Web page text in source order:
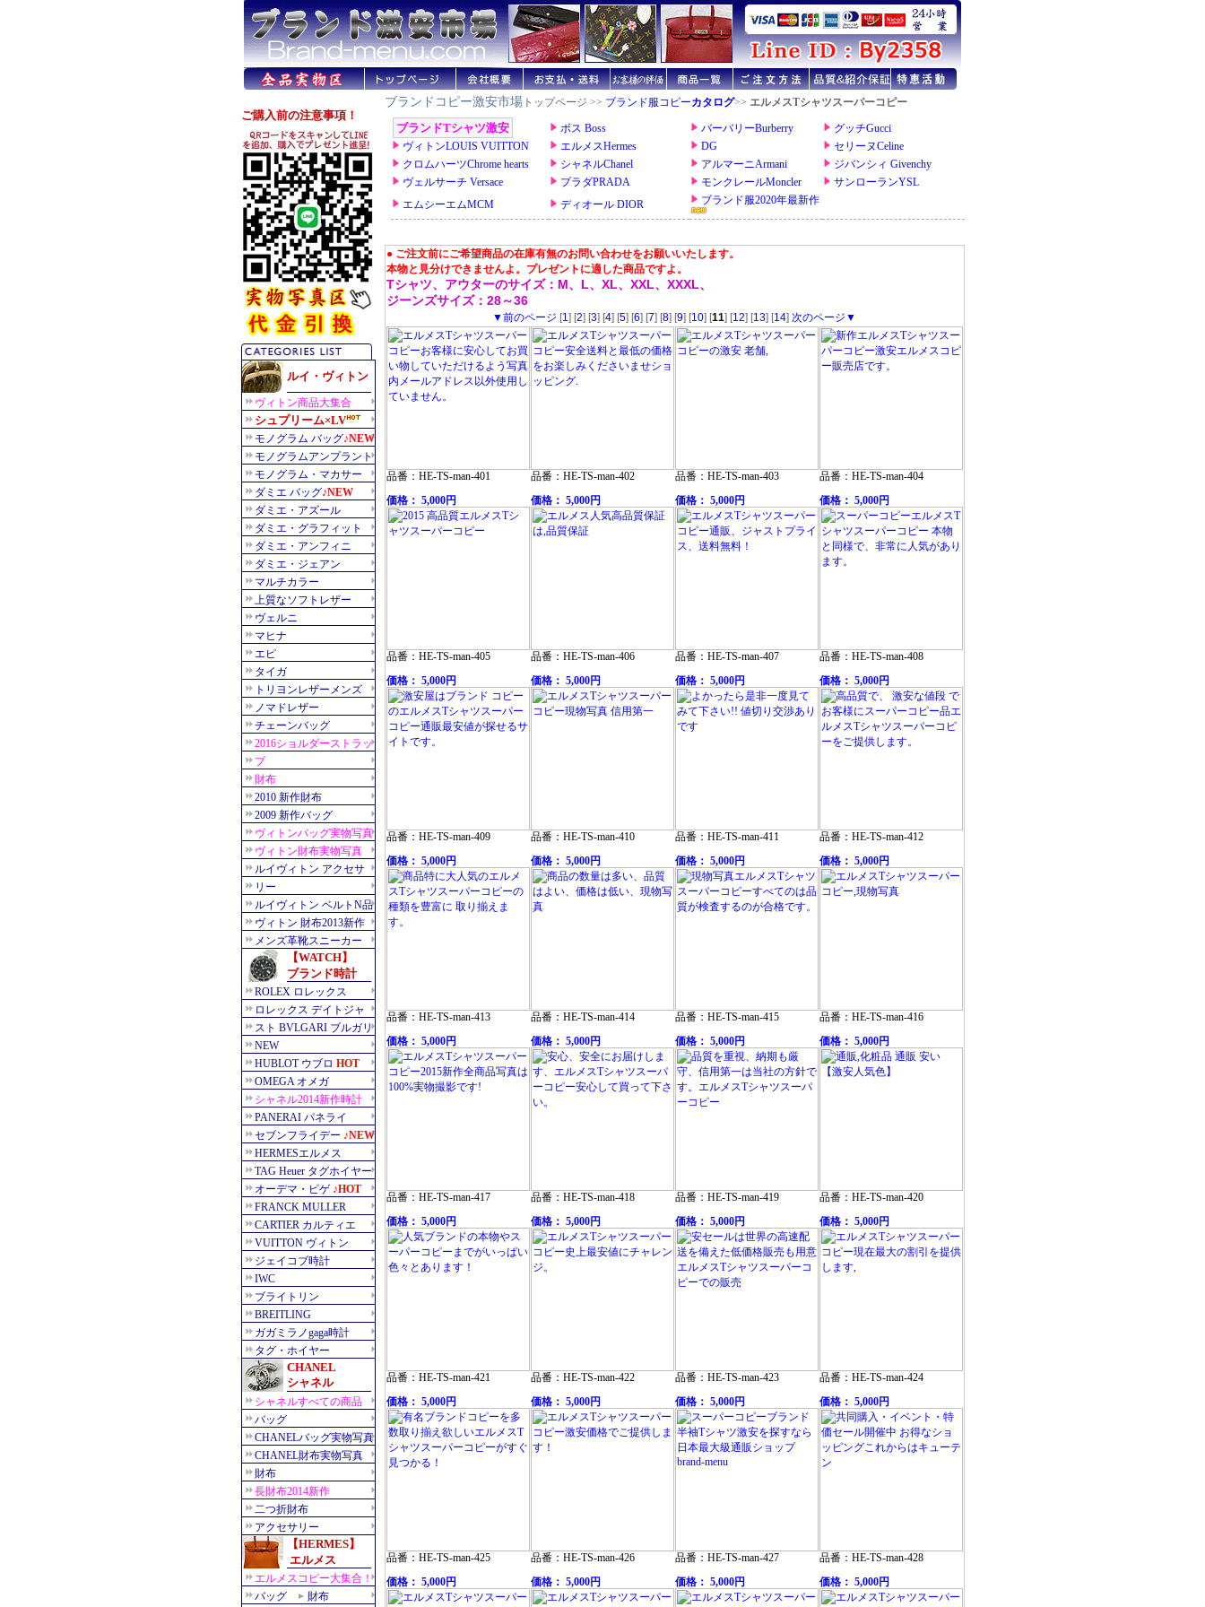
ブランドコピー激安市場トップページ >> ブランド服コピーカタログ>> エルメスTシャツスーパーコピー
● ご注文前にご希望商品の在庫有無のお問い合わせをお願いいたします。
本物と見分けできませんよ。プレゼントに適した商品ですよ。
Tシャツ、アウターのサイズ：M、L、XL、XXL、XXXL、
ジーンズサイズ：28～36
▼前のページ [1] [2] [3] [4] [5] [6] [7] [8] [9] [10] [11] [12] [13] [14] 次のページ▼
品番：HE-TS-man-401
価格： 5,000円
品番：HE-TS-man-402
価格： 5,000円
品番：HE-TS-man-403
価格： 5,000円
品番：HE-TS-man-404
価格： 5,000円
品番：HE-TS-man-405
価格： 5,000円
品番：HE-TS-man-406
価格： 5,000円
品番：HE-TS-man-407
価格： 5,000円
品番：HE-TS-man-408
価格： 5,000円
品番：HE-TS-man-409
価格： 5,000円
品番：HE-TS-man-410
価格： 5,000円
品番：HE-TS-man-411
価格： 5,000円
品番：HE-TS-man-412
価格： 5,000円
品番：HE-TS-man-413
価格： 5,000円
品番：HE-TS-man-414
価格： 5,000円
品番：HE-TS-man-415
価格： 5,000円
品番：HE-TS-man-416
価格： 5,000円
品番：HE-TS-man-417
価格： 5,000円
品番：HE-TS-man-418
価格： 5,000円
品番：HE-TS-man-419
価格： 5,000円
品番：HE-TS-man-420
価格： 5,000円
品番：HE-TS-man-421
価格： 5,000円
品番：HE-TS-man-422
価格： 5,000円
品番：HE-TS-man-423
価格： 5,000円
品番：HE-TS-man-424
価格： 5,000円
品番：HE-TS-man-425
価格： 5,000円
品番：HE-TS-man-426
価格： 5,000円
品番：HE-TS-man-427
価格： 5,000円
品番：HE-TS-man-428
価格： 5,000円